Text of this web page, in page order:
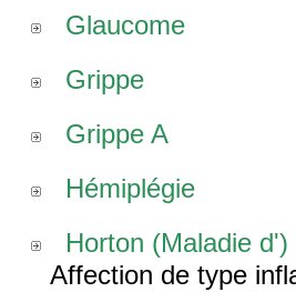
Glaucome
Grippe
Grippe A
Hémiplégie
Horton (Maladie d')
Affection de type